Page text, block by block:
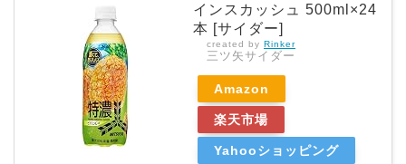
インスカッシュ 500ml×24
本 [サイダー]
created by Rinker
三ツ矢サイダー
Amazon
楽天市場
Yahooショッピング